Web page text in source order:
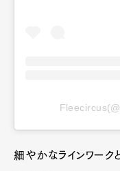
細やかなラインワーク